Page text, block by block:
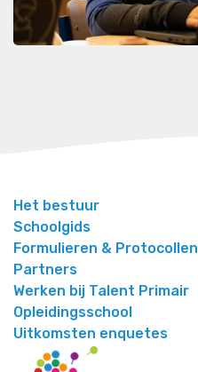
Het bestuur
Schoolgids
Formulieren & Protocollen
Partners
Werken bij Talent Primair
Opleidingsschool
Uitkomsten enquetes